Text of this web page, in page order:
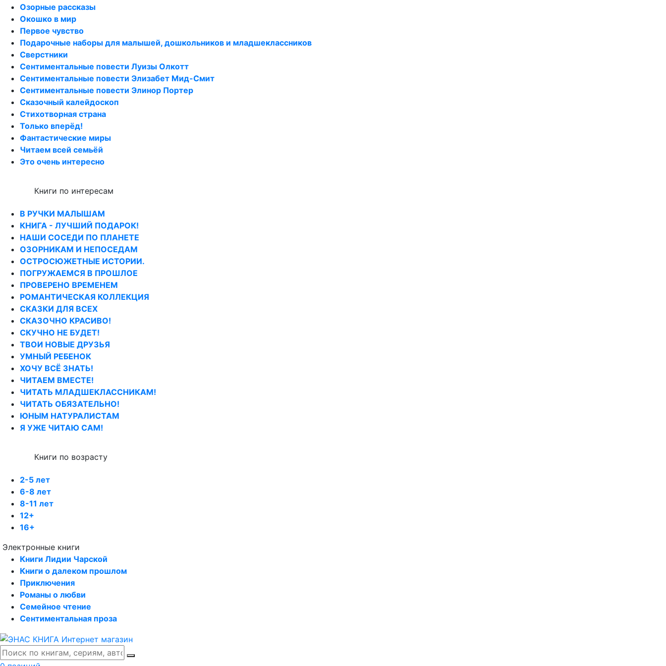
Озорные рассказы
Окошко в мир
Первое чувство
Подарочные наборы для малышей, дошкольников и младшеклассников
Сверстники
Сентиментальные повести Луизы Олкотт
Сентиментальные повести Элизабет Мид-Смит
Сентиментальные повести Элинор Портер
Сказочный калейдоскоп
Стихотворная страна
Только вперёд!
Фантастические миры
Читаем всей семьёй
Это очень интересно
Книги по интересам
В РУЧКИ МАЛЫШАМ
КНИГА - ЛУЧШИЙ ПОДАРОК!
НАШИ СОСЕДИ ПО ПЛАНЕТЕ
ОЗОРНИКАМ И НЕПОСЕДАМ
ОСТРОСЮЖЕТНЫЕ ИСТОРИИ.
ПОГРУЖАЕМСЯ В ПРОШЛОЕ
ПРОВЕРЕНО ВРЕМЕНЕМ
РОМАНТИЧЕСКАЯ КОЛЛЕКЦИЯ
СКАЗКИ ДЛЯ ВСЕХ
СКАЗОЧНО КРАСИВО!
СКУЧНО НЕ БУДЕТ!
ТВОИ НОВЫЕ ДРУЗЬЯ
УМНЫЙ РЕБЕНОК
ХОЧУ ВСЁ ЗНАТЬ!
ЧИТАЕМ ВМЕСТЕ!
ЧИТАТЬ МЛАДШЕКЛАССНИКАМ!
ЧИТАТЬ ОБЯЗАТЕЛЬНО!
ЮНЫМ НАТУРАЛИСТАМ
Я УЖЕ ЧИТАЮ САМ!
Книги по возрасту
2-5 лет
6-8 лет
8-11 лет
12+
16+
Электронные книги
Книги Лидии Чарской
Книги о далеком прошлом
Приключения
Романы о любви
Семейное чтение
Сентиментальная проза